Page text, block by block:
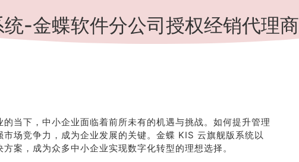
-金蝶软件分公司授权经销代理商
当下，中小企业面临着前所未有的机遇与挑战。如何提升管理
场竞争力，成为企业发展的关键。金蝶 KIS 云旗舰版系统以
案，成为众多中小企业实现数字化转型的理想选择。